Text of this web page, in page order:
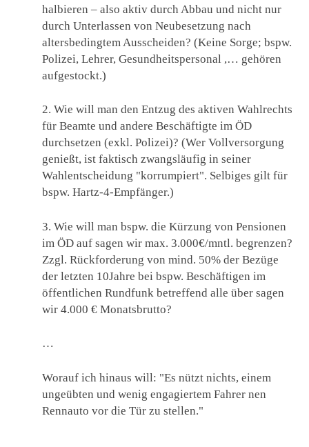
halbieren – also aktiv durch Abbau und nicht nur
durch Unterlassen von Neubesetzung nach
altersbedingtem Ausscheiden? (Keine Sorge; bspw.
Polizei, Lehrer, Gesundheitspersonal ,… gehören
aufgestockt.)
2. Wie will man den Entzug des aktiven Wahlrechts
für Beamte und andere Beschäftigte im ÖD
durchsetzen (exkl. Polizei)? (Wer Vollversorgung
genießt, ist faktisch zwangsläufig in seiner
Wahlentscheidung "korrumpiert". Selbiges gilt für
bspw. Hartz-4-Empfänger.)
3. Wie will man bspw. die Kürzung von Pensionen
im ÖD auf sagen wir max. 3.000€/mntl. begrenzen?
Zzgl. Rückforderung von mind. 50% der Bezüge
der letzten 10Jahre bei bspw. Beschäftigen im
öffentlichen Rundfunk betreffend alle über sagen
wir 4.000 € Monatsbrutto?
…
Worauf ich hinaus will: "Es nützt nichts, einem
ungeübten und wenig engagiertem Fahrer nen
Rennauto vor die Tür zu stellen."